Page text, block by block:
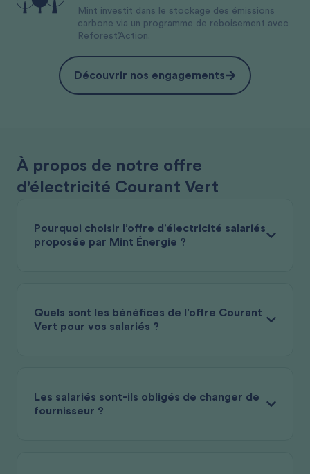
Mint investit dans le stockage des émissions
carbone via un programme de reboisement avec
Reforest’Action.
Découvrir nos engagements
À propos de notre offre
d'électricité Courant Vert
Pourquoi choisir l’offre d’électricité salariés
proposée par Mint Énergie ?
Quels sont les bénéfices de l’offre Courant
Vert pour vos salariés ?
Les salariés sont-ils obligés de changer de
fournisseur ?